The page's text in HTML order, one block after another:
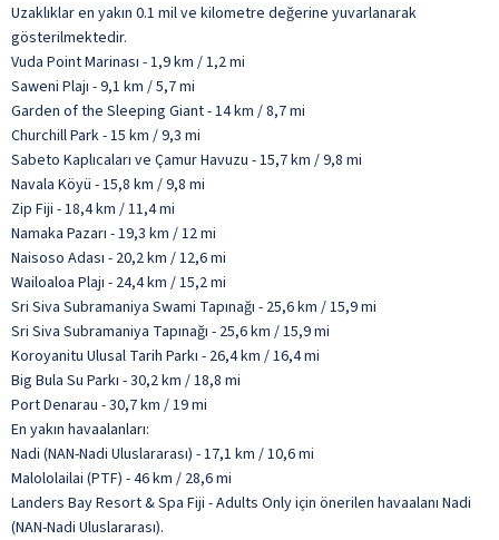
Uzaklıklar en yakın 0.1 mil ve kilometre değerine yuvarlanarak
gösterilmektedir.
Vuda Point Marinası - 1,9 km / 1,2 mi
Saweni Plajı - 9,1 km / 5,7 mi
Garden of the Sleeping Giant - 14 km / 8,7 mi
Churchill Park - 15 km / 9,3 mi
Sabeto Kaplıcaları ve Çamur Havuzu - 15,7 km / 9,8 mi
Navala Köyü - 15,8 km / 9,8 mi
Zip Fiji - 18,4 km / 11,4 mi
Namaka Pazarı - 19,3 km / 12 mi
Naisoso Adası - 20,2 km / 12,6 mi
Wailoaloa Plajı - 24,4 km / 15,2 mi
Sri Siva Subramaniya Swami Tapınağı - 25,6 km / 15,9 mi
Sri Siva Subramaniya Tapınağı - 25,6 km / 15,9 mi
Koroyanitu Ulusal Tarih Parkı - 26,4 km / 16,4 mi
Big Bula Su Parkı - 30,2 km / 18,8 mi
Port Denarau - 30,7 km / 19 mi
En yakın havaalanları:
Nadi (NAN-Nadi Uluslararası) - 17,1 km / 10,6 mi
Malololailai (PTF) - 46 km / 28,6 mi
Landers Bay Resort & Spa Fiji - Adults Only için önerilen havaalanı Nadi
(NAN-Nadi Uluslararası).